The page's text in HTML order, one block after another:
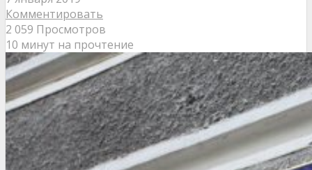
Комментировать
2 059 Просмотров
10 минут на прочтение